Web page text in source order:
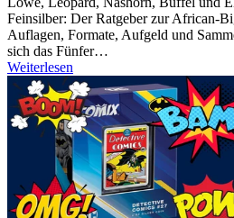
Feinsilber: Der Ratgeber zur African-
Auflagen, Formate, Aufgeld und
sich das Fünfer…
Weiterlesen